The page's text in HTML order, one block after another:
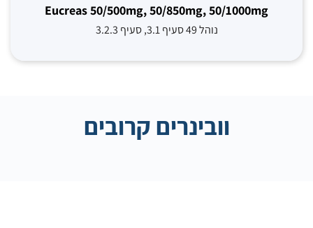
Eucreas 50/500mg, 50/850mg, 50/1000mg
נוהל 49 סעיף 3.1, סעיף 3.2.3
וובינרים קרובים